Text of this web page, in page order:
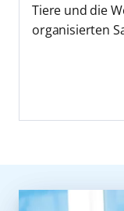
Tiere und die
organisierten